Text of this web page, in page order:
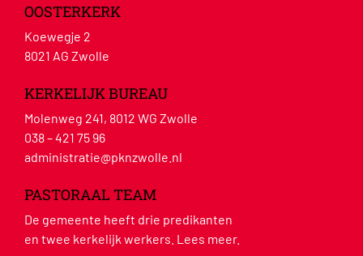
OOSTERKERK
Koewegje 2
8021 AG Zwolle
KERKELIJK BUREAU
Molenweg 241, 8012 WG Zwolle
038 – 421 75 96
administratie@pknzwolle.nl
PASTORAAL TEAM
De gemeente heeft drie predikanten
en twee kerkelijk werkers. Lees meer.